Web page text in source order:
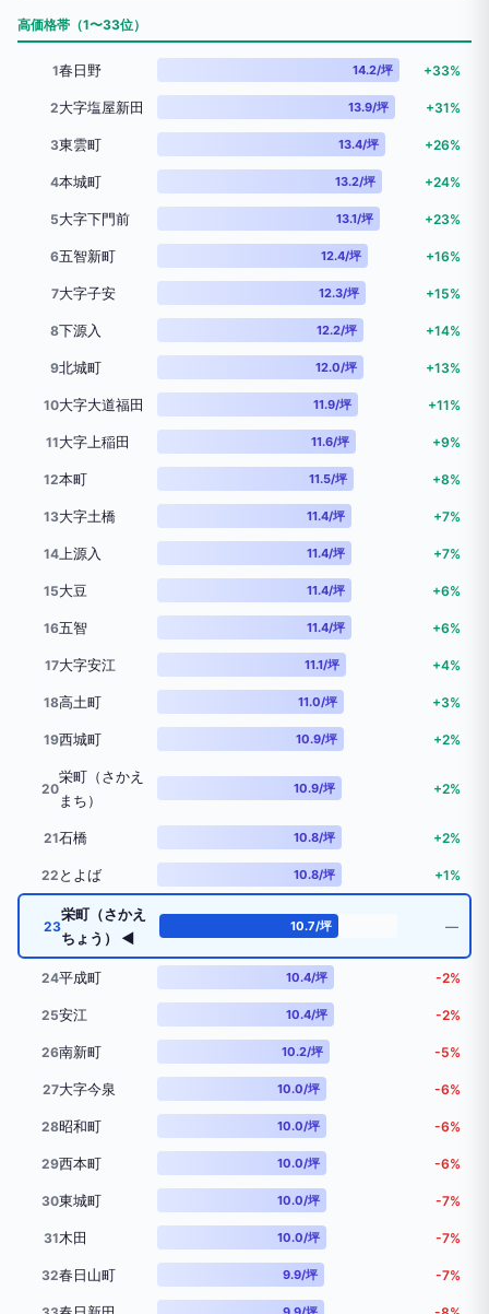
高価格帯（1〜33位）
1春日野 14.2/坪 +33%
2大字塩屋新田 13.9/坪 +31%
3東雲町 13.4/坪 +26%
4本城町 13.2/坪 +24%
5大字下門前 13.1/坪 +23%
6五智新町 12.4/坪 +16%
7大字子安 12.3/坪 +15%
8下源入 12.2/坪 +14%
9北城町 12.0/坪 +13%
10大字大道福田 11.9/坪 +11%
11大字上稲田 11.6/坪 +9%
12本町 11.5/坪 +8%
13大字土橋 11.4/坪 +7%
14 上源入 11.4/坪 +7%
15大豆 11.4/坪 +6%
16五智 11.4/坪 +6%
17大字安江 11.1/坪 +4%
18高土町 11.0/坪 +3%
19西城町 10.9/坪 +2%
20
栄町（さかえ
まち）
10.9/坪 +2%
21石橋 10.8/坪 +2%
22 とよば 10.8/坪 +1%
23
栄町（さかえ
ちょう） ◀
10.7/坪 ―
24平成町 10.4/坪 -2%
25安江 10.4/坪 -2%
26南新町 10.2/坪 -5%
27大字今泉 10.0/坪 -6%
28昭和町 10.0/坪 -6%
29西本町 10.0/坪 -6%
30東城町 10.0/坪 -7%
31木田 10.0/坪 -7%
32春日山町 9.9/坪 -7%